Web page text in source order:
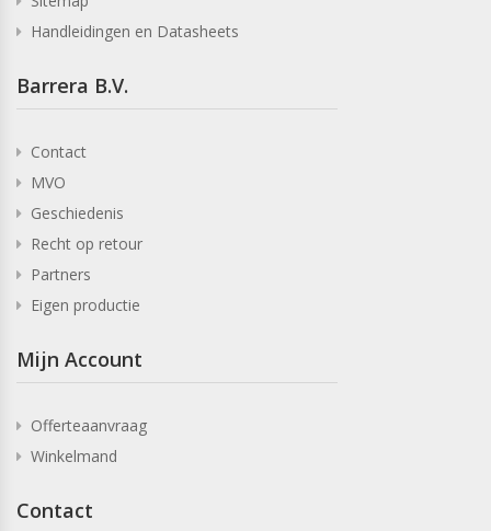
Handleidingen en Datasheets
Barrera B.V.
Contact
MVO
Geschiedenis
Recht op retour
Partners
Eigen productie
Mijn Account
Offerteaanvraag
Winkelmand
Contact